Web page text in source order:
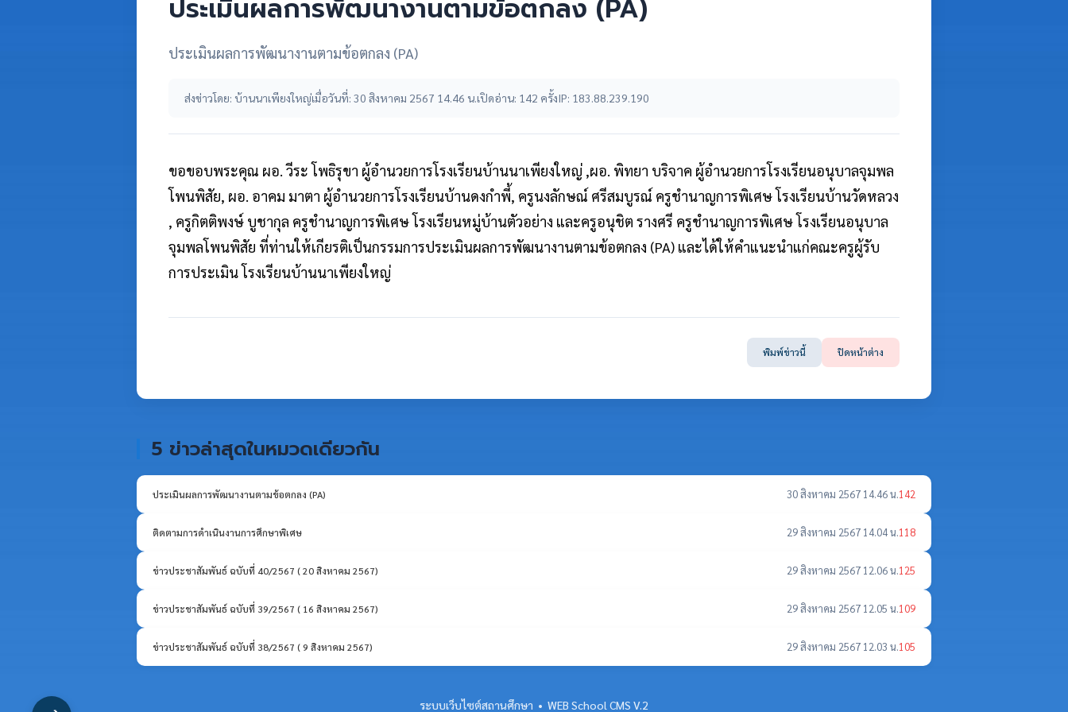
ประเมินผลการพัฒนางานตามข้อตกลง (PA)
ประเมินผลการพัฒนางานตามข้อตกลง (PA)
ส่งข่าวโดย: บ้านนาเพียงใหญ่เมื่อวันที่: 30 สิงหาคม 2567 14.46 น.เปิดอ่าน: 142 ครั้งIP: 183.88.239.190
ขอขอบพระคุณ ผอ. วีระ โพธิรุขา ผู้อำนวยการโรงเรียนบ้านนาเพียงใหญ่ ,ผอ. พิทยา บริจาค ผู้อำนวยการโรงเรียนอนุบาลจุมพล
โพนพิสัย, ผอ. อาคม มาตา ผู้อำนวยการโรงเรียนบ้านดงกำพี้, ครูนงลักษณ์ ศรีสมบูรณ์ ครูชำนาญการพิเศษ โรงเรียนบ้านวัดหลวง
, ครูกิตติพงษ์ บูชากุล ครูชำนาญการพิเศษ โรงเรียนหมู่บ้านตัวอย่าง และครูอนุชิต รางศรี ครูชำนาญการพิเศษ โรงเรียนอนุบาล
จุมพลโพนพิสัย ที่ท่านให้เกียรติเป็นกรรมการประเมินผลการพัฒนางานตามข้อตกลง (PA) และได้ให้คำแนะนำแก่คณะครูผู้รับ
การประเมิน โรงเรียนบ้านนาเพียงใหญ่
พิมพ์ข่าวนี้ ปิดหน้าต่าง
5 ข่าวล่าสุดในหมวดเดียวกัน
ประเมินผลการพัฒนางานตามข้อตกลง (PA) 30 สิงหาคม 2567 14.46 น.142
ติดตามการดำเนินงานการศึกษาพิเศษ 29 สิงหาคม 2567 14.04 น.118
ข่าวประชาสัมพันธ์ ฉบับที่ 40/2567 ( 20 สิงหาคม 2567) 29 สิงหาคม 2567 12.06 น.125
ข่าวประชาสัมพันธ์ ฉบับที่ 39/2567 ( 16 สิงหาคม 2567) 29 สิงหาคม 2567 12.05 น.109
ข่าวประชาสัมพันธ์ ฉบับที่ 38/2567 ( 9 สิงหาคม 2567) 29 สิงหาคม 2567 12.03 น.105
ระบบเว็บไซต์สถานศึกษา • WEB School CMS V.2